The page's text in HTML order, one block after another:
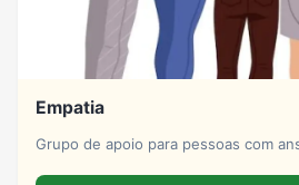
Empatia
Grupo de apoio para pessoas com